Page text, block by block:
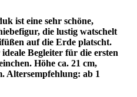
ist eine sehr schöne,
die lustig watschelt
auf die Erde platscht.
Begleiter für die ersten
Höhe ca. 21 cm,
Altersempfehlung: ab 1